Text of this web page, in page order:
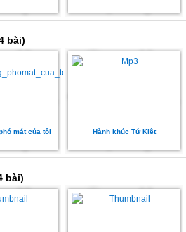
bài)
mát của tôi Hành khúc Tứ Kiệt
bài)